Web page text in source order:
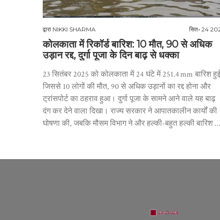
द्वारा NIKKI SHARMA सित॰ 24
कोलकाता में रिकॉर्ड बारिश: 10 मौत, 90 से अधिक
उड़ान रद्द, दुर्गा पूजा के दिन बाढ़ से धक्का
23 सितंबर 2025 को कोलकाता में 24 घंटे में 251.4 mm बारिश
जिससे 10 लोगों की मौत, 90 से अधिक उड़ानों का रद्द होना और
ट्रांसपोर्ट का ठहराव हुआ। दुर्गा पूजा के सामने आने वाले यह बाढ़
दंग कर देने वाला दिखा। राज्य सरकार ने आपातकालीन कार्यों की
घोषणा की, जबकि मौसम विभाग ने और हल्की-बहुत हल्की बारिश का